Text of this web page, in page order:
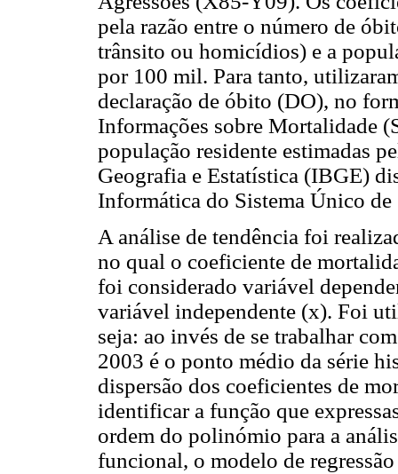
pela razão entre o número de
trânsito ou homicídios) e a
por 100 mil. Para tanto,
declaração de óbito (DO), no
Informações sobre Mortalidade
população residente estimadas
Geografia e Estatística (IBGE)
Informática do Sistema Único
A análise de tendência foi
no qual o coeficiente de
foi considerado variável
variável independente (x). Foi
seja: ao invés de se trabalhar
2003 é o ponto médio da série
dispersão dos coeficientes de
identificar a função que
ordem do polinómio para a
funcional, o modelo de